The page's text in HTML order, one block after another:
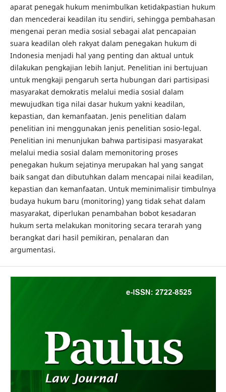
aparat penegak hukum menimbulkan ketidakpastian hukum
dan mencederai keadilan itu sendiri, sehingga pembahasan
mengenai peran media sosial sebagai alat pencapaian
suara keadilan oleh rakyat dalam penegakan hukum di
Indonesia menjadi hal yang penting dan aktual untuk
dilakukan pengkajian lebih lanjut. Penelitian ini bertujuan
untuk mengkaji pengaruh serta hubungan dari partisipasi
masyarakat demokratis melalui media sosial dalam
mewujudkan tiga nilai dasar hukum yakni keadilan,
kepastian, dan kemanfaatan. Jenis penelitian dalam
penelitian ini menggunakan jenis penelitian sosio-legal.
Penelitian ini menunjukan bahwa partisipasi masyarakat
melalui media sosial dalam memonitoring proses
penegakan hukum sejatinya merupakan hal yang sangat
baik sangat dan dibutuhkan dalam mencapai nilai keadilan,
kepastian dan kemanfaatan. Untuk meminimalisir timbulnya
budaya hukum baru (monitoring) yang tidak sehat dalam
masyarakat, diperlukan penambahan bobot kesadaran
hukum serta melakukan monitoring secara terarah yang
berangkat dari hasil pemikiran, penalaran dan
argumentasi.